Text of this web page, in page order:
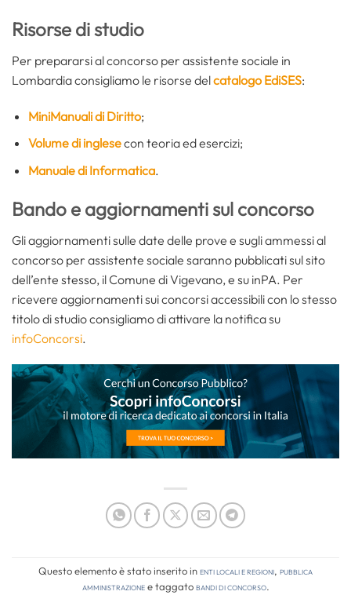
Risorse di studio
Per prepararsi al concorso per assistente sociale in
Lombardia consigliamo le risorse delcatalogo EdiSES:
MiniManuali di Diritto;
Volume di inglesecon teoria ed esercizi;
Manuale di Informatica.
Bando e aggiornamenti sul concorso
Gli aggiornamenti sulle date delle prove e sugli ammessi al
concorso per assistente sociale saranno pubblicati sul sito
dell’ente stesso, il Comune di Vigevano, e su inPA. Per
ricevere aggiornamenti sui concorsi accessibili con lo stesso
titolo di studio consigliamo di attivare la notifica su
infoConcorsi.
Questo elemento è stato inserito inEnti locali e regioni, Pubblica
amministrazionee taggatobandi di concorso.